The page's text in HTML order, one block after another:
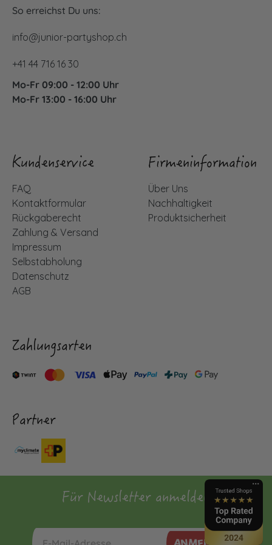
So erreichst Du uns:
info@junior-partyshop.ch
+41 44 716 16 30
Mo-Fr 09:00 - 12:00 Uhr
Mo-Fr 13:00 - 16:00 Uhr
Kundenservice
FAQ
Kontaktformular
Rückgaberecht
Zahlung & Versand
Impressum
Selbstabholung
Datenschutz
AGB
Firmeninformation
Über Uns
Nachhaltigkeit
Produktsicherheit
Zahlungsarten
Partner
Für Newsletter anmelden